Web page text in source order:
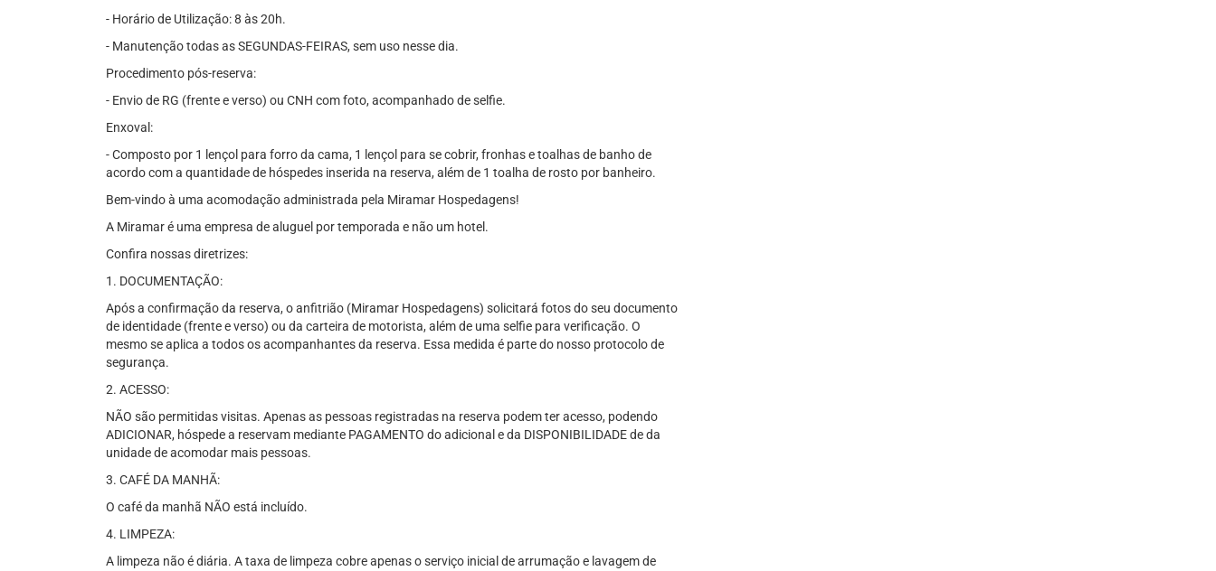
- Horário de Utilização: 8 às 20h.
- Manutenção todas as SEGUNDAS-FEIRAS, sem uso nesse dia.
Procedimento pós-reserva:
- Envio de RG (frente e verso) ou CNH com foto, acompanhado de selfie.
Enxoval:
- Composto por 1 lençol para forro da cama, 1 lençol para se cobrir, fronhas e toalhas de banho de
acordo com a quantidade de hóspedes inserida na reserva, além de 1 toalha de rosto por banheiro.
Bem-vindo à uma acomodação administrada pela Miramar Hospedagens!
A Miramar é uma empresa de aluguel por temporada e não um hotel.
Confira nossas diretrizes:
1. DOCUMENTAÇÃO:
Após a confirmação da reserva, o anfitrião (Miramar Hospedagens) solicitará fotos do seu documento
de identidade (frente e verso) ou da carteira de motorista, além de uma selfie para verificação. O
mesmo se aplica a todos os acompanhantes da reserva. Essa medida é parte do nosso protocolo de
segurança.
2. ACESSO:
NÃO são permitidas visitas. Apenas as pessoas registradas na reserva podem ter acesso, podendo
ADICIONAR, hóspede a reservam mediante PAGAMENTO do adicional e da DISPONIBILIDADE de da
unidade de acomodar mais pessoas.
3. CAFÉ DA MANHÃ:
O café da manhã NÃO está incluído.
4. LIMPEZA:
A limpeza não é diária. A taxa de limpeza cobre apenas o serviço inicial de arrumação e lavagem de